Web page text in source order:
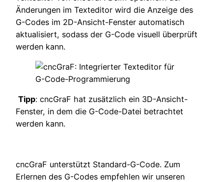
Änderungen im Texteditor wird die Anzeige des
G-Codes im 2D-Ansicht-Fenster automatisch
aktualisiert, sodass der G-Code visuell überprüft
werden kann.
Tipp: cncGraF hat zusätzlich ein 3D-Ansicht-
Fenster, in dem die G-Code-Datei betrachtet
werden kann.
cncGraF unterstützt Standard-G-Code. Zum
Erlernen des G-Codes empfehlen wir unseren